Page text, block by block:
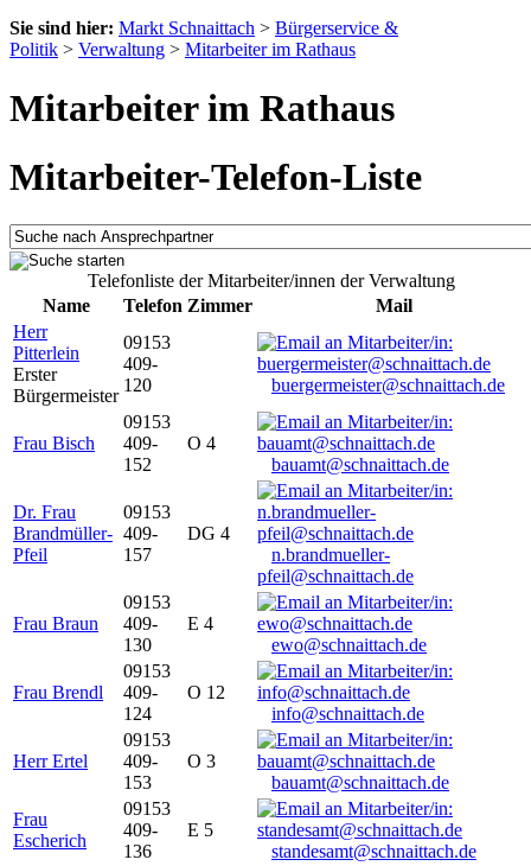
Sie sind hier: Markt Schnaittach > Bürgerservice &
Politik > Verwaltung > Mitarbeiter im Rathaus
Mitarbeiter im Rathaus
Mitarbeiter-Telefon-Liste
Telefonliste der Mitarbeiter/innen der Verwaltung
Name
Telefon Zimmer
Mail
Herr
Pitterlein
Erster
Bürgermeister
09153
409-
120
buergermeister@schnaittach.de
Frau Bisch
09153
409-
152
O 4
bauamt@schnaittach.de
Dr. Frau
Brandmüller-
Pfeil
09153
409-
157
DG 4
n.brandmueller-
pfeil@schnaittach.de
Frau Braun
09153
409-
130
E 4
ewo@schnaittach.de
Frau Brendl
09153
409-
124
O 12
info@schnaittach.de
Herr Ertel
09153
409-
153
O 3
bauamt@schnaittach.de
Frau
Escherich
09153
409-
136
E 5
standesamt@schnaittach.de